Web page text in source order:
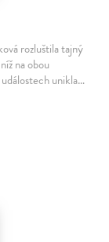
rozluštila tajný
na obou
unikla…